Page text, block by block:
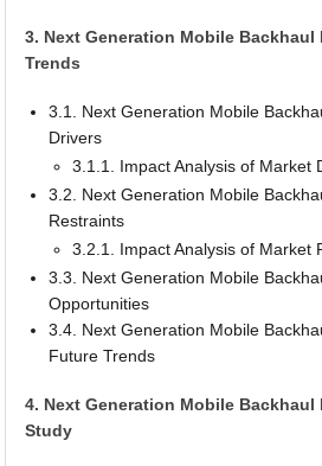
3. Next Generation Mobile Backhaul
Trends
3.1. Next Generation Mobile
Drivers
3.1.1. Impact Analysis of Market
3.2. Next Generation Mobile
Restraints
3.2.1. Impact Analysis of Market
3.3. Next Generation Mobile
Opportunities
3.4. Next Generation Mobile
Future Trends
4. Next Generation Mobile
Study